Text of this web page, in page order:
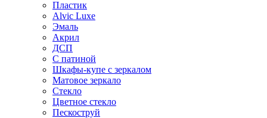
Пластик
Alvic Luxe
Эмаль
Акрил
ДСП
С патиной
Шкафы-купе с зеркалом
Матовое зеркало
Стекло
Цветное стекло
Пескоструй